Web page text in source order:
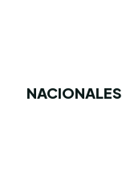
NACIONALES